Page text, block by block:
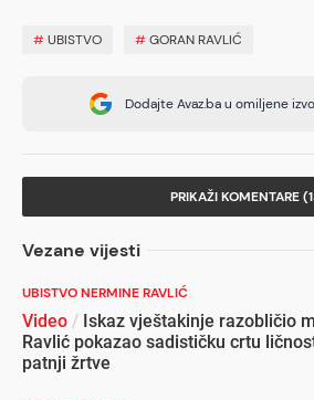
#UBISTVO #GORAN RAVLIĆ
Dodajte Avaz.ba u omiljene
PRIKAŽI KOMENTARE
Vezane vijesti
UBISTVO NERMINE RAVLIĆ
Video / Iskaz vještakinje razobličio
Ravlić pokazao sadističku crtu
patnji žrtve